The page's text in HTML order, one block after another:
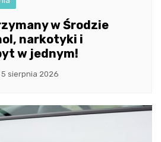
w Środzie
narkotyki i
w jednym!
5 sierpnia 2026